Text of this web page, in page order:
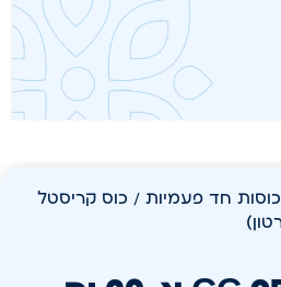
כוסות חד פעמיות / כוס קריסטל